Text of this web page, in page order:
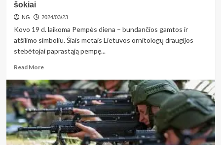
šokiai
NG 2024/03/23
Kovo 19 d. laikoma Pempės diena – bundančios gamtos ir
atšilimo simboliu. Šiais metais Lietuvos ornitologų draugijos
stebėtojai paprastąją pempę...
Read MoreRead
about
<strong>Pempės
diena:
jau
stebimi
šių
paukščių